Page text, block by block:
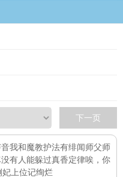
下一页
我和魔教护法有绯闻师父师
没有人能躲过真香定律唉，你
妃上位记绚烂